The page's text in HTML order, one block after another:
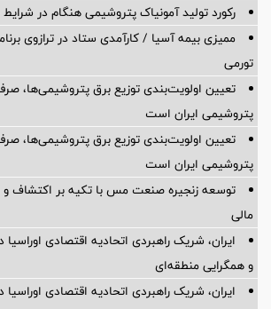
رکورد تولید آمونیاک پتروشیمی هنگام در
ممیزی بیمه آسیا / کارآمدی ستاد در ترازوی
تورمی
تعیین اولویت‌بندی توزیع برق پتروشیمی‌ها،
پتروشیمی ایران است
تعیین اولویت‌بندی توزیع برق پتروشیمی‌ها،
پتروشیمی ایران است
توسعه زنجیره صنعت مس با تکیه بر اکتشاف و
مالی
ایران، شریک راهبردی اتحادیه اقتصادی
و همگرایی منطقه‌ای
ایران، شریک راهبردی اتحادیه اقتصادی